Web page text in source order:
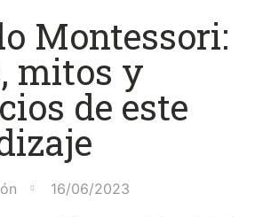
Montessori:
mitos y
de este
16/06/2023